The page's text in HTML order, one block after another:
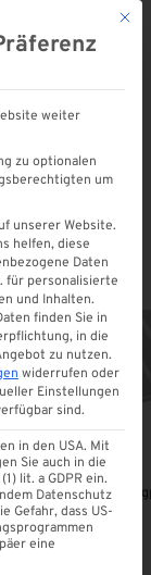
Acrylglas
Mit
weiter
zu optionalen
um
unserer Website.
helfen, diese
Daten
für personalisierte
und Inhalten.
finden Sie in
in die
zu nutzen.
widerrufen oder
Einstellungen
sind.
in den USA. Mit
Sie auch in die
lit. a GDPR ein.
Datenschutz
Gefahr, dass US-
eine